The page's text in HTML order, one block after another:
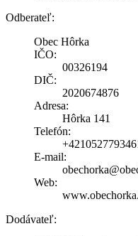
Odberateľ:
Obec Hôrka
IČO:
00326194
DIČ:
2020674876
Adresa:
Hôrka 141
Telefón:
E-mail:
Web:
Dodávateľ: